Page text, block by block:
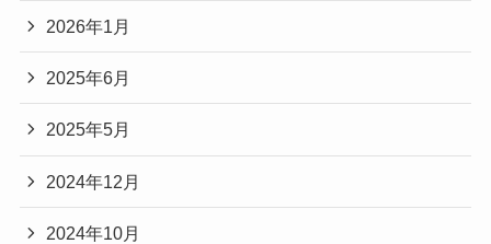
2026年1月
2025年6月
2025年5月
2024年12月
2024年10月